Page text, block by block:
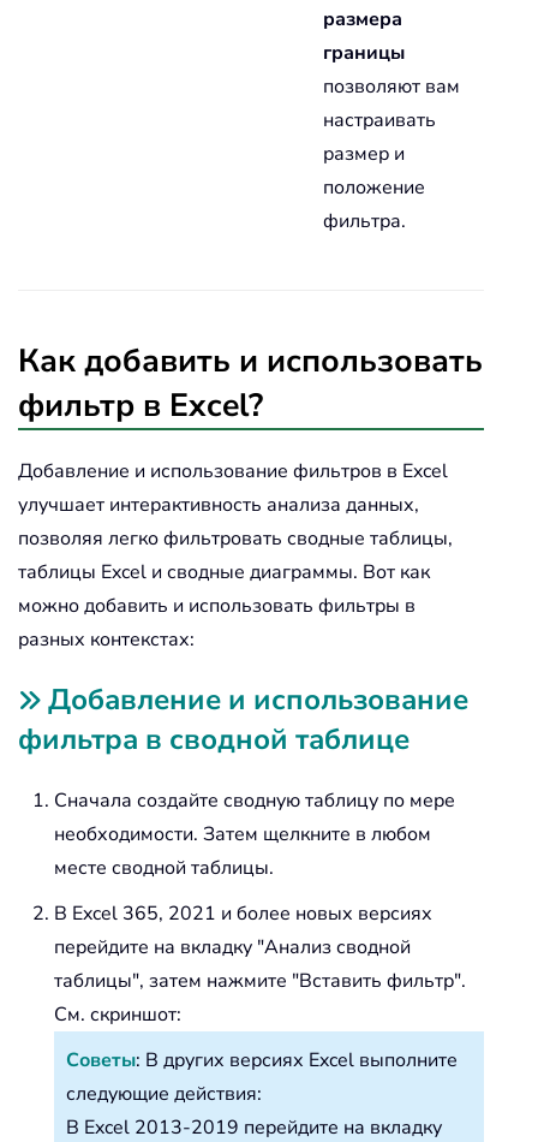
размера
границы
позволяют вам
настраивать
размер и
положение
фильтра.
Как добавить и использовать
фильтр в Excel?
Добавление и использование фильтров в Excel
улучшает интерактивность анализа данных,
позволяя легко фильтровать сводные таблицы,
таблицы Excel и сводные диаграммы. Вот как
можно добавить и использовать фильтры в
разных контекстах:
Добавление и использование
фильтра в сводной таблице
Сначала создайте сводную таблицу по мере
необходимости. Затем щелкните в любом
месте сводной таблицы.
В Excel 365, 2021 и более новых версиях
перейдите на вкладку "Анализ сводной
таблицы", затем нажмите "Вставить фильтр".
См. скриншот:
Советы: В других версиях Excel выполните
следующие действия:
В Excel 2013-2019 перейдите на вкладку